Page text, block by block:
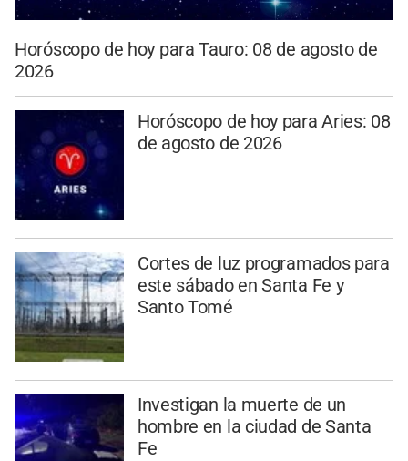
Horóscopo de hoy para Tauro: 08 de agosto de
2026
Horóscopo de hoy para Aries: 08
de agosto de 2026
Cortes de luz programados para
este sábado en Santa Fe y
Santo Tomé
Investigan la muerte de un
hombre en la ciudad de Santa
Fe